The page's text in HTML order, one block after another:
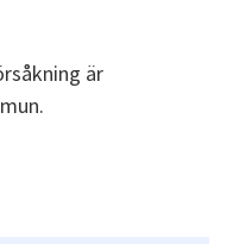
är
till annan webbplats.